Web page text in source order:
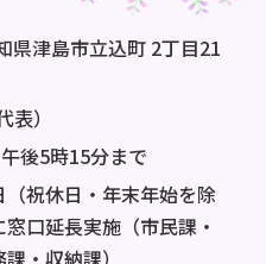
津島市立込町 2丁目21
）
後5時15分まで
祝休日・年末年始を除
口延長実施（市民課・
・収納課）